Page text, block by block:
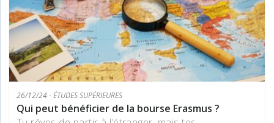
26/12/24 - ÉTUDES SUPÉRIEURES
Qui peut bénéficier de la bourse Erasmus ?